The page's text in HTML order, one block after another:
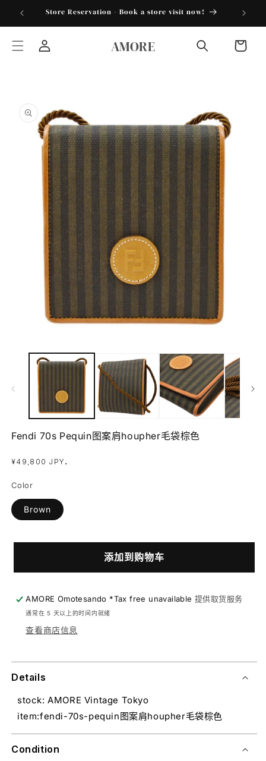
跳到内
容
Store Reservation - Book a store visit now!
AMORE
物
跳至产
品信息
口
媒
文
1
Fendi 70s Pequin图案肩houpher毛袋棕色
常
价
格
¥49,800 JPY .
Color
Brown
添加到购物车
AMORE Omotesando *Tax free unavailable 提供取货服务
通常在 5 天以上的时间内就绪
查看商店信息
Details
stock: AMORE Vintage Tokyo
item:fendi-70s-pequin图案肩houpher毛袋棕色
Condition